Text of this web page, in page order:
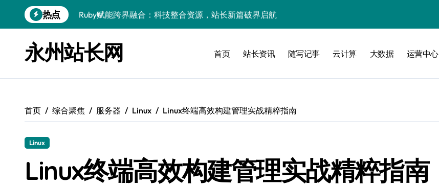
到
热点
Ruby赋能跨界融合：科技整合资源，站长新篇破界启航
技术赋能跨界整合，科技驱动站点增长新引擎爆发
Windows高效搭建：精准管理运行库，加速创业
Go内核驱动：构建健康评论区生态
开发资讯提炼精要：云运维视角下的技术洞察升级
技术赋能小程序：跨界融合破局，资源整合掘金科技新蓝海
永州站长网 首页 站长资讯 随写记事 云计算 大数据 运营中心
首页 综合聚焦 服务器 Linux Linux终端高效构建管理实战精粹指南
Linux
Linux终端高效构建管理实战精粹指南